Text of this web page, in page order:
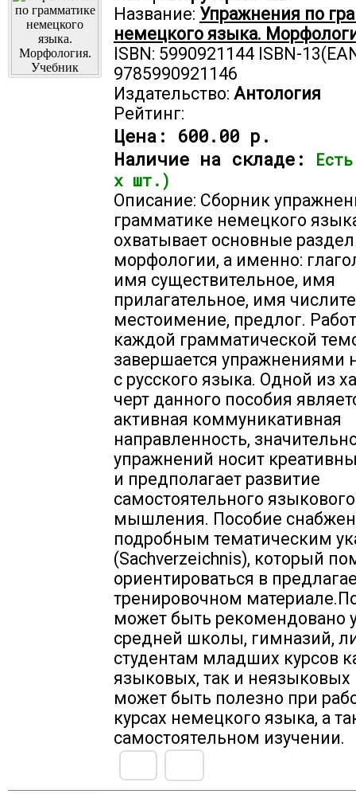
Название: Упражнения по
немецкого языка.
ISBN: 5990921144 ISBN-
9785990921146
Издательство: Антология
Рейтинг:
Цена: 600.00 р.
Наличие на складе:
х шт.)
Описание: Сборник
грамматике немецкого
охватывает основные
морфологии, а именно:
имя существительное, имя
прилагательное, имя
местоимение, предлог.
каждой грамматической
завершается упражнениями
с русского языка. Одной из
черт данного пособия
активная коммуникативная
направленность,
упражнений носит
и предполагает развитие
самостоятельного языкового
мышления. Пособие
подробным тематическим
(Sachverzeichnis), который
ориентироваться в
тренировочном
может быть рекомендовано
средней школы, гимназий,
студентам младших курсов
языковых, так и неязыковых
может быть полезно при
курсах немецкого языка, а
самостоятельном изучении.